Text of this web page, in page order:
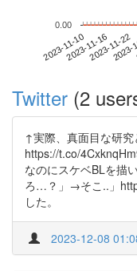
2023-11-102023-11-162023-11-22
0.00
Twitter (2
↑実際、真面目な研究
https://t.co/
なのにスケベBLを描
ろ…？」→そこ..」
した。
2023-12-08